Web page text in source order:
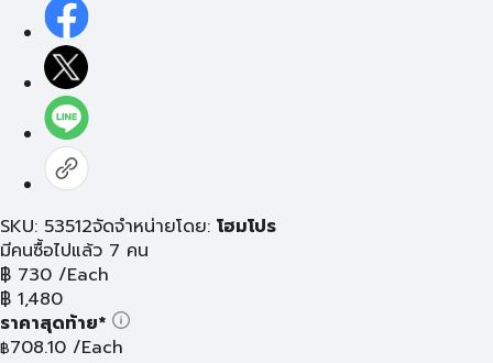
SKU: 53512จัดจำหน่ายโดย: โฮมโปร
มีคนซื้อไปแล้ว 7 คน
฿ 730 /Each
฿ 1,480
ราคาสุดท้าย*
฿708.10 /Each